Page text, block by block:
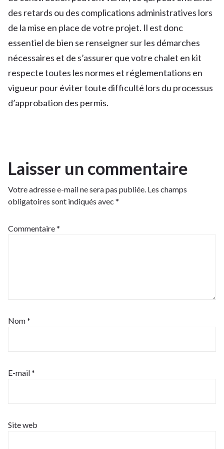
des retards ou des complications administratives lors
de la mise en place de votre projet. Il est donc
essentiel de bien se renseigner sur les démarches
nécessaires et de s’assurer que votre chalet en kit
respecte toutes les normes et réglementations en
vigueur pour éviter toute difficulté lors du processus
d’approbation des permis.
Laisser un commentaire
Votre adresse e-mail ne sera pas publiée. Les champs
obligatoires sont indiqués avec *
Commentaire*
Nom*
E-mail*
Site web